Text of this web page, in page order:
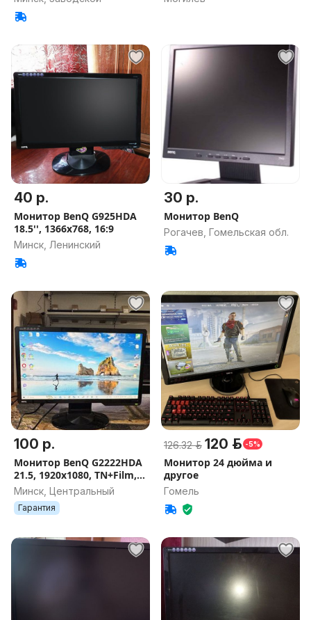
40 р.
Монитор BenQ G925HDA
18.5'', 1366x768, 16:9
Минск, Ленинский
30 р.
Монитор BenQ
Рогачев, Гомельская обл.
100 р.
Монитор BenQ G2222HDA
21.5, 1920x1080, TN+Film,
VGA
Минск, Центральный
Гарантия
126.32 р. 120 р. -5%
Монитор 24 дюйма и
другое
Гомель